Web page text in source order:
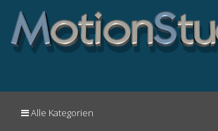
Alle Kategorien